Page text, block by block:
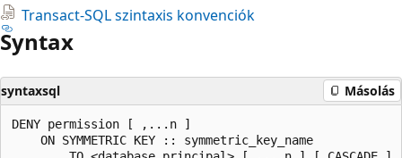
Transact-SQL szintaxis konvenciók
Syntax
syntaxsql Másolás
DENY permission [ ,...n ]
    ON SYMMETRIC KEY :: symmetric_key_name